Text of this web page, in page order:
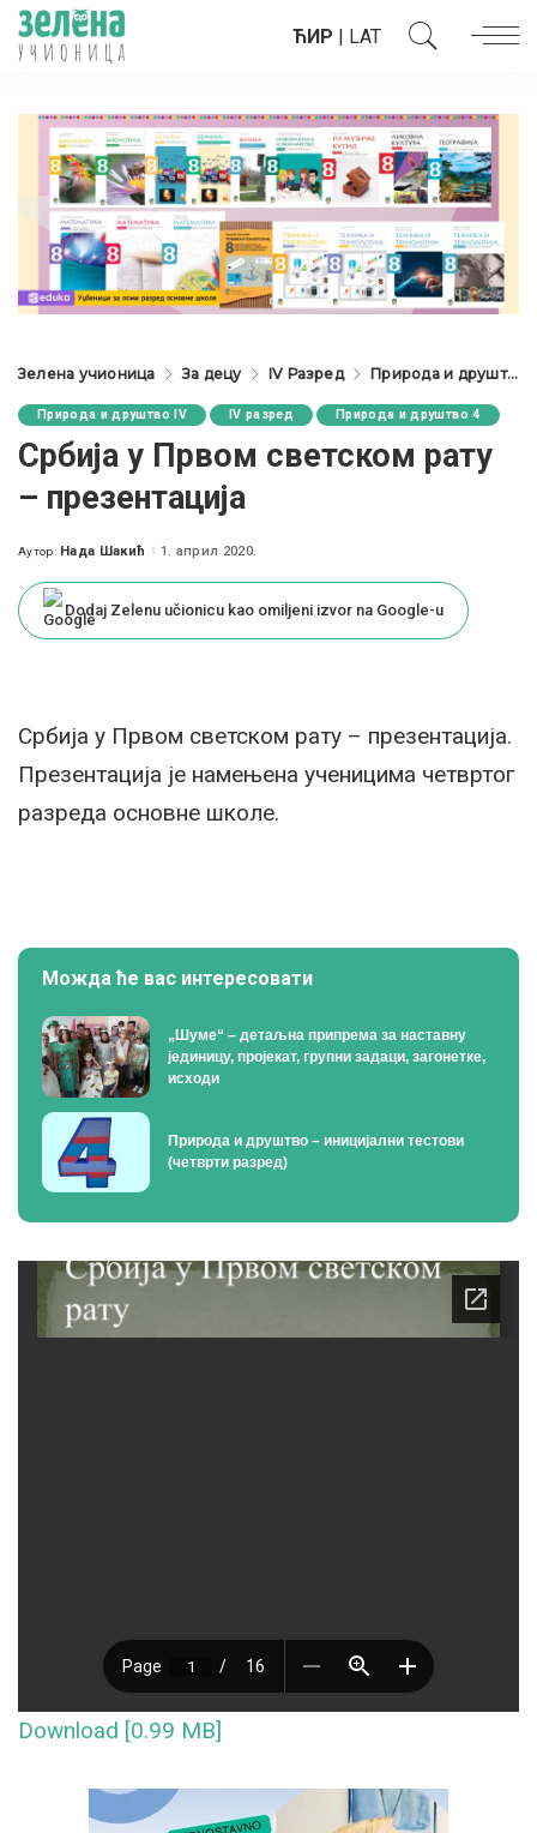
ЋИР | LAT
Зелена учионица За децу IV Разред Природа и друштво IV
Природа и друштво IV IV разред Природа и друштво 4
Србија у Првом светском рату
– презентација
Posted
Аутор: Нада Шакић 1. април 2020.
Dodaj Zelenu učionicu kao omiljeni izvor na Google-u
Србија у Првом светском рату – презентација.
Презентација је намењена ученицима четвртог
разреда основне школе.
Можда ће вас интересовати
„Шуме“ – детаљна припрема за наставну
јединицу, пројекат, групни задаци, загонетке,
исходи
Природа и друштво – иницијални тестови
(четврти разред)
Download [0.99 MB]